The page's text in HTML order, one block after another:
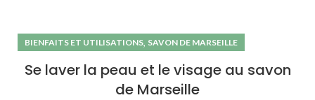
BIENFAITS ET UTILISATIONS, SAVON DE MARSEILLE
Se laver la peau et le visage au savon
de Marseille